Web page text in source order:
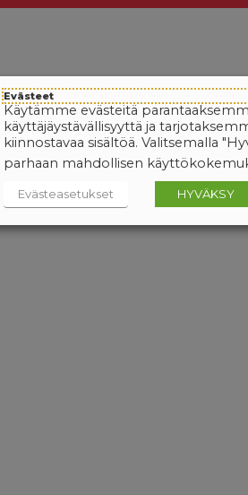
Evästeet
Käytämme evästeitä
käyttäjäystävällisyyttä ja
kiinnostavaa sisältöä. Valitsemalla
parhaan mahdollisen
Evästeasetukset HYVÄKSY